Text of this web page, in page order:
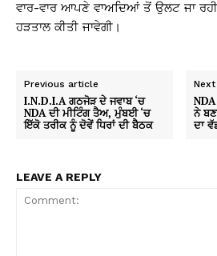
ਵਾਰ-ਵਾਰ ਆਪਣੇ ਵਾਅਦਿਆਂ ਤੋਂ ਉਲਟ ਜਾ
ਹੜਤਾਲ ਕੀਤੀ ਜਾਵੇਗੀ।
Previous article
I.N.D.I.A ਗਠਜੋੜ ਦੇ ਜਵਾਬ ‘ਚ
NDA ਦੀ ਮੀਟਿੰਗ ਤੈਅ, ਮੁੰਬਈ ‘ਚ
ਇੱਕੋ ਤਰੀਕ ਨੂੰ ਦੋਵੇਂ ਧਿਰਾਂ ਦੀ ਬੈਠਕ
ਨੇ
ਦਾ
LEAVE A REPLY